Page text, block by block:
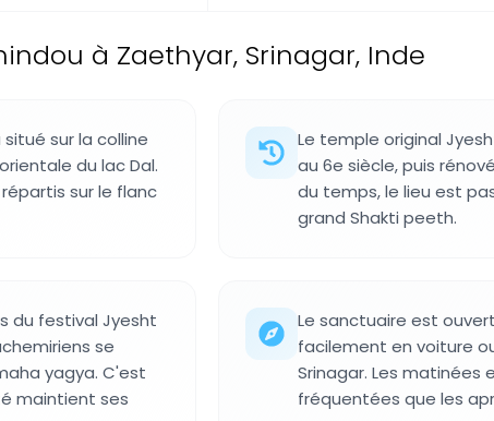
à Zaethyar, Srinagar, Inde
sur la colline
du lac Dal.
sur le flanc
Le temple original
au 6e siècle, puis
du temps, le lieu est
grand Shakti peeth.
du festival Jyesht
se
yagya. C'est
maintient ses
Le sanctuaire est
facilement en voiture
Srinagar. Les
fréquentées que les